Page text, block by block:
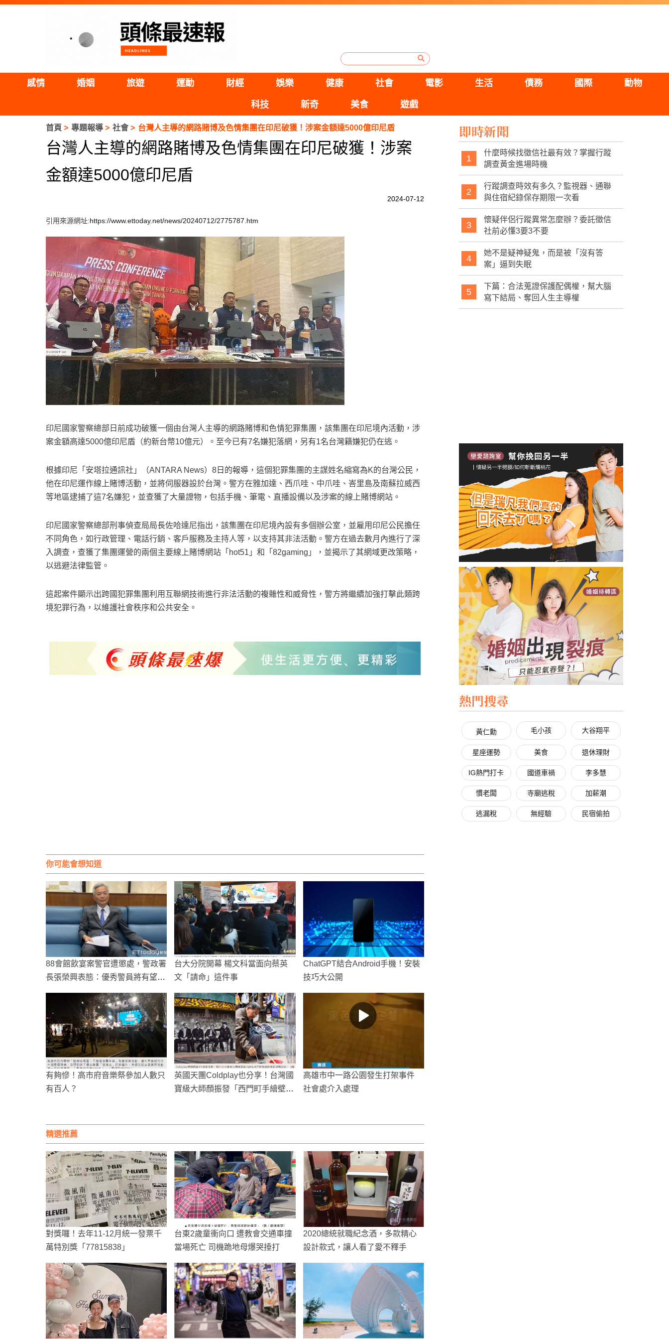
感情 婚姻 旅遊 運動 財經 娛樂 健康 社會 電影 生活 債務 國際 動物
科技 新奇 美食 遊戲
首頁 專題報導 社會 台灣人主導的網路賭博及色情集團在印尼破獲！涉案金額達5000億印尼盾
台灣人主導的網路賭博及色情集團在印尼破獲！涉案
金額達5000億印尼盾
2024-07-12
引用來源網址:https://www.ettoday.net/news/20240712/2775787.htm
印尼國家警察總部日前成功破獲一個由台灣人主導的網路賭博和色情犯罪集團，該集團在印尼境內活動，涉
案金額高達5000億印尼盾（約新台幣10億元）。至今已有7名嫌犯落網，另有1名台灣籍嫌犯仍在逃。
根據印尼「安塔拉通訊社」（ANTARA News）8日的報導，這個犯罪集團的主謀姓名縮寫為K的台灣公民，
他在印尼運作線上賭博活動，並將伺服器設於台灣。警方在雅加達、西爪哇、中爪哇、峇里島及南蘇拉威西
等地區逮捕了這7名嫌犯，並查獲了大量證物，包括手機、筆電、直播設備以及涉案的線上賭博網站。
印尼國家警察總部刑事偵查局局長佐哈達尼指出，該集團在印尼境內設有多個辦公室，並雇用印尼公民擔任
不同角色，如行政管理、電話行銷、客戶服務及主持人等，以支持其非法活動。警方在過去數月內進行了深
入調查，查獲了集團運營的兩個主要線上賭博網站「hot51」和「82gaming」，並揭示了其網域更改策略，
以逃避法律監管。
這起案件顯示出跨國犯罪集團利用互聯網技術進行非法活動的複雜性和威脅性，警方將繼續加強打擊此類跨
境犯罪行為，以維護社會秩序和公共安全。
你可能會想知道
88會館飲宴案警官遭懲處，警政署
長張榮興表態：優秀警員將有望復
台大分院開幕 楊文科當面向蔡英
文「請命」這件事
ChatGPT結合Android手機！安裝
技巧大公開
有夠慘！高市府音樂祭參加人數只
有百人？
英國天團Coldplay也分享！台灣國
寶級大師顏振發「西門町手繪壁
高雄市中一路公園發生打架事件
社會處介入處理
精選推薦
對獎囉！去年11-12月統一發票千
萬特別獎「77815838」
台東2歲童衝向口 遭教會交通車撞
當場死亡 司機跪地母爆哭捶打
2020總統就職紀念酒，多款精心
設計款式，讓人看了愛不釋手
即時新聞
1
什麼時候找徵信社最有效？掌握行蹤
調查黃金進場時機
2
行蹤調查時效有多久？監視器、通聯
與住宿紀錄保存期限一次看
3
懷疑伴侶行蹤異常怎麼辦？委託徵信
社前必懂3要3不要
4
她不是疑神疑鬼，而是被「沒有答
案」逼到失眠
5
下篇：合法蒐證保護配偶權，幫大腦
寫下結局、奪回人生主導權
熱門搜尋
黃仁勳 毛小孩 大谷翔平
星座運勢 美食 退休理財
IG熱門打卡 國道車禍 李多慧
慣老闆 寺廟逃稅 加薪潮
逃漏稅 無經驗 民宿偷拍